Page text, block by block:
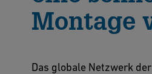
Montage
Das globale Netzwerk